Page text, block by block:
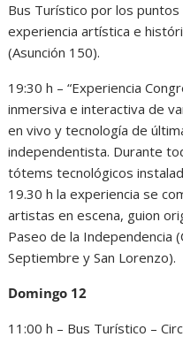
Bus Turístico por los
experiencia artística e
(Asunción 150).
19:30 h – “Experiencia
inmersiva e interactiva de
en vivo y tecnología de
independentista. Durante
tótems tecnológicos
19.30 h la experiencia se
artistas en escena, guion
Paseo de la Independencia
Septiembre y San Lorenzo).
Domingo 12
11:00 h – Bus Turístico –